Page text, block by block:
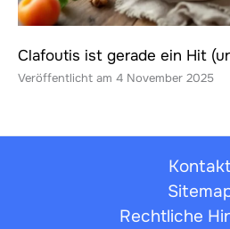
Clafoutis ist gerade ein Hit
4 November 2025
Kontakt
Rechtliche